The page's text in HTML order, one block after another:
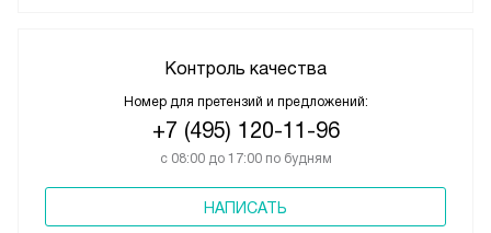
Контроль качества
Номер для претензий и предложений:
+7 (495) 120-11-96
с 08:00 до 17:00 по будням
НАПИСАТЬ